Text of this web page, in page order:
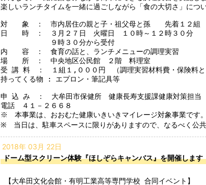
楽しいランチタイムを一緒に過ごしながら「食の大切さ」につ
対　　象　：　市内居住の親と子・祖父母と孫　　先着１２組
日　　時　：　３月２７日　火曜日　１０時～１２時３０分
９時３０分から受付
内　　容　：　食育の話と、ランチメニューの調理実習
場　　所　：　中央地区公民館　２階　料理室
受 講 料　：　１組１,０００円　（調理実習材料費・保険料と
持ってくる物 : エプロン・筆記具等
申 込 み　：　大牟田市保健所　健康長寿支援課健康対策担
電話　４１－２６６８
※　本事業は、おおむた健康いきいきマイレージ対象事業です。
※　当日は、駐車スペースに限りがありますので、なるべく公
2018年 03月 22日
ドーム型スクリーン体験『ほしぞらキャンバス』を開催します